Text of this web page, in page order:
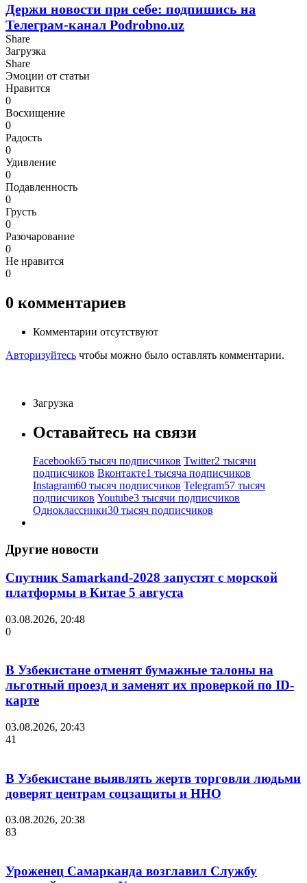
Держи новости при себе: подпишись на
Телеграм-канал Podrobno.uz
Share
Загрузка
Share
Эмоции от статьи
Нравится
0
Восхищение
0
Радость
0
Удивление
0
Подавленность
0
Грусть
0
Разочарование
0
Не нравится
0
0 комментариев
Комментарии отсутствуют
Авторизуйтесь чтобы можно было оставлять комментарии.
Загрузка
Оставайтесь на связи
Facebook65 тысяч подписчиков Twitter2 тысячи
подписчиков Вконтакте1 тысяча подписчиков
Instagram60 тысяч подписчиков Telegram57 тысяч
подписчиков Youtube3 тысячи подписчиков
Одноклассники30 тысяч подписчиков
Другие новости
Спутник Samarkand-2028 запустят с морской
платформы в Китае 5 августа
03.08.2026, 20:48
0
В Узбекистане отменят бумажные талоны на
льготный проезд и заменят их проверкой по ID-
карте
03.08.2026, 20:43
41
В Узбекистане выявлять жертв торговли людьми
доверят центрам соцзащиты и ННО
03.08.2026, 20:38
83
Уроженец Самарканда возглавил Службу